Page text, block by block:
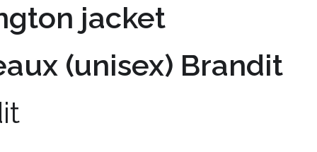
jacket
(unisex) Brandit